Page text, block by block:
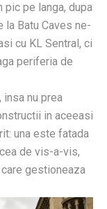
pic pe langa, dupa
la Batu Caves ne-
cu KL Sentral, ci
periferia de
, insa nu prea
in aceeasi
una este fatada
de vis-a-vis,
gestioneaza